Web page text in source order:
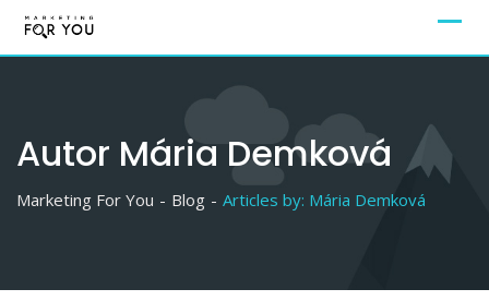
Autor Mária Demková
Marketing For You - Blog - Articles by: Mária Demková